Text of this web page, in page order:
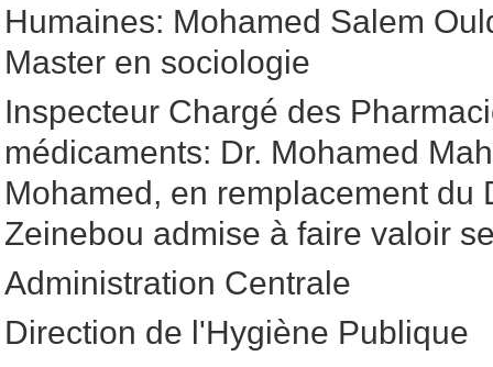
Humaines: Mohamed Salem
Master en sociologie
Inspecteur Chargé des
médicaments: Dr. Mohamed
Mohamed, en remplacement du
Zeinebou admise à faire valoir
Administration Centrale
Direction de l'Hygiène Publique